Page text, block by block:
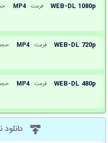
WEB-DL 1080p فرمت : MP4
WEB-DL 720p فرمت : MP4
WEB-DL 480p فرمت : MP4